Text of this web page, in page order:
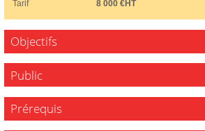
Tarif
8 000 €HT
Objectifs
Public
Prérequis